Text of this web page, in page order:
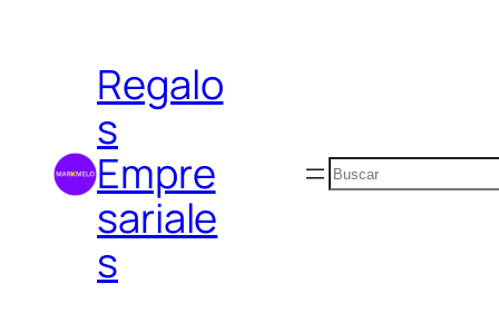
contenidoRegalo
s
Empre
sariale
s
Buscar